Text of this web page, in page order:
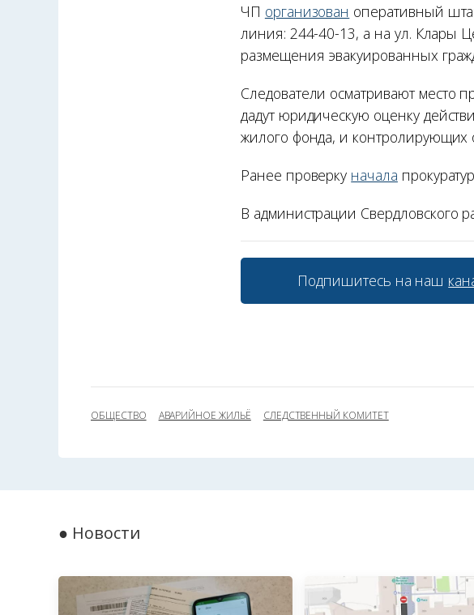
ЧП организован оперативный
линия: 244-40-13, а на ул. Клары
размещения эвакуированных
Следователи осматривают место
дадут юридическую оценку
жилого фонда, и контролирующих
Ранее проверку начала
В администрации Свердловского
Подпишитесь на наш
ОБЩЕСТВО АВАРИЙНОЕ ЖИЛЬЁ СЛЕДСТВЕННЫЙ КОМИТЕТ
● Новости